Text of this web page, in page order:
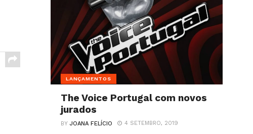
LANÇAMENTOS
The Voice Portugal com novos
jurados
BYJOANA FELÍCIO 4 SETEMBRO, 2019